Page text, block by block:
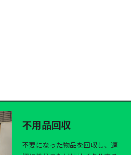
不用品回収
不要になった物品を回収し、適